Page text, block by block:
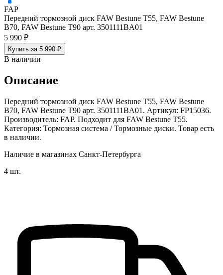
FAP
Передний тормозной диск FAW Bestune T55, FAW Bestune
B70, FAW Bestune T90 арт. 3501111BA01
5 990 ₽
Купить за 5 990 ₽
В наличии
Описание
Передний тормозной диск FAW Bestune T55, FAW Bestune
B70, FAW Bestune T90 арт. 3501111BA01. Артикул: FP15036.
Производитель: FAP. Подходит для FAW Bestune T55.
Категория: Тормозная система / Тормозные диски. Товар есть
в наличии.
Наличие в магазинах Санкт-Петербурга
4 шт.